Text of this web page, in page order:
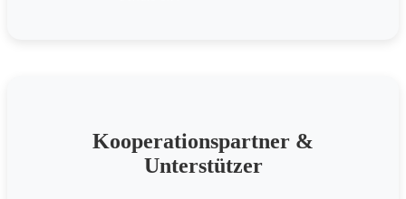
Kooperationspartner &
Unterstützer